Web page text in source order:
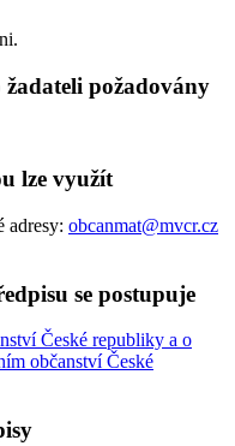
požadovány
lze využít
adresy: obcanmat@mvcr.cz
se postupuje
České republiky a o
občanství České